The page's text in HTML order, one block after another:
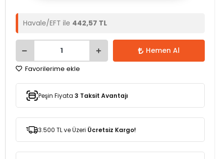
Havale/EFT ile 442,57 TL
Hemen Al
Favorilerime ekle
Peşin Fiyata 3 Taksit Avantajı
3.500 TL ve Üzeri Ücretsiz Kargo!